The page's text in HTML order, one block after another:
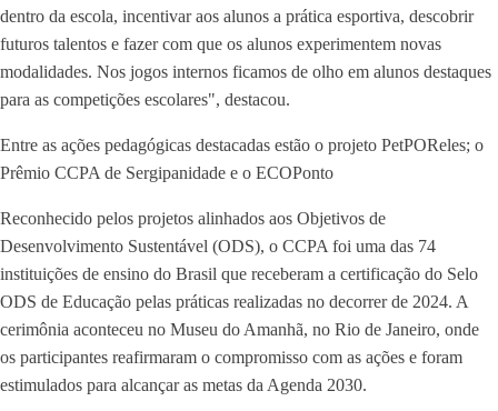
dentro da escola, incentivar aos alunos a prática esportiva, descobrir
futuros talentos e fazer com que os alunos experimentem novas
modalidades. Nos jogos internos ficamos de olho em alunos destaques
para as competições escolares", destacou.
Entre as ações pedagógicas destacadas estão o projeto PetPOReles; o
Prêmio CCPA de Sergipanidade e o ECOPonto
Reconhecido pelos projetos alinhados aos Objetivos de
Desenvolvimento Sustentável (ODS), o CCPA foi uma das 74
instituições de ensino do Brasil que receberam a certificação do Selo
ODS de Educação pelas práticas realizadas no decorrer de 2024. A
cerimônia aconteceu no Museu do Amanhã, no Rio de Janeiro, onde
os participantes reafirmaram o compromisso com as ações e foram
estimulados para alcançar as metas da Agenda 2030.